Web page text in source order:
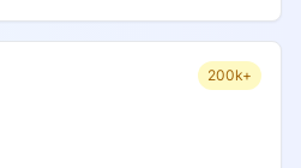
200k+